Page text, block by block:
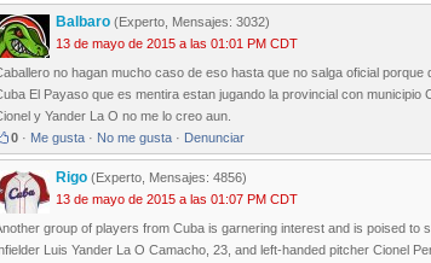
Balbaro (Experto, Mensajes: 3032)
13 de mayo de 2015 a las 01:01 PM CDT
no hagan mucho caso de eso hasta que no salga oficial
El Payaso que es mentira estan jugando la provincial con
y Yander La O no me lo creo aun.
0 · Me gusta · No me gusta · Denunciar
Rigo (Experto, Mensajes: 4856)
13 de mayo de 2015 a las 01:07 PM CDT
group of players from Cuba is garnering interest and is poised to
Luis Yander La O Camacho, 23, and left-handed pitcher Cionel